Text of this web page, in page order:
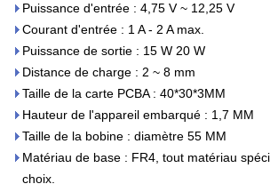
Puissance d'entrée : 4,75 V ~ 12,25 V
Courant d'entrée : 1 A - 2 A max.
Puissance de sortie : 15 W 20 W
Distance de charge : 2 ~ 8 mm
Taille de la carte PCBA : 40*30*3MM
Hauteur de l'appareil embarqué : 1,7 MM
Taille de la bobine : diamètre 55 MM
Matériau de base : FR4, tout matériau
choix.